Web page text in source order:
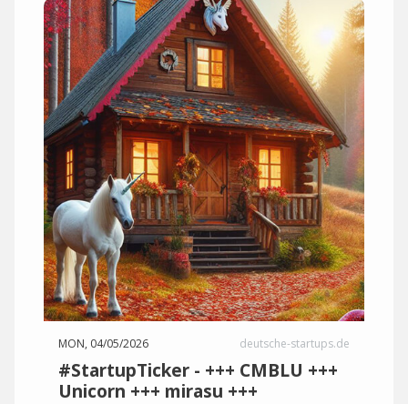
MON, 04/05/2026 deutsche-startups.de
#StartupTicker - +++ CMBLU +++
Unicorn +++ mirasu +++